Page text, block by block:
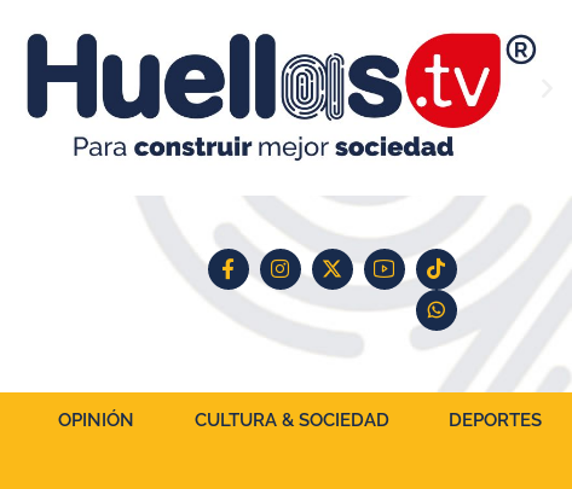
OPINIÓN CULTURA & SOCIEDAD DEPORTES